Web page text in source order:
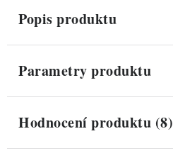
Popis produktu
Parametry produktu
Hodnocení produktu (8)